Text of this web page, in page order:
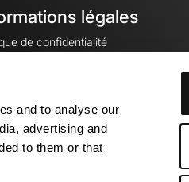
and to analyse our
advertising and
to them or that
légales
de confidentialité
légales
des cookies